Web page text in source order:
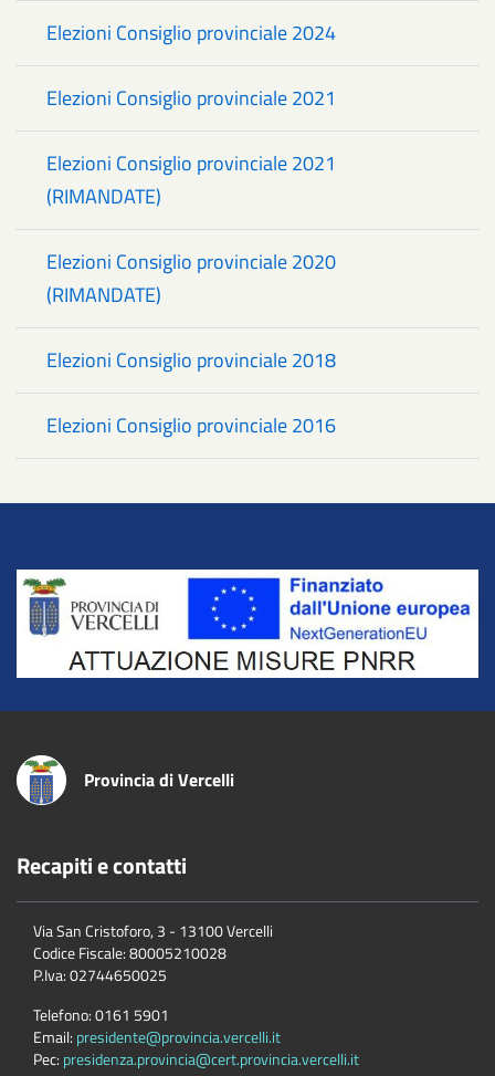
Elezioni Consiglio provinciale 2024
Elezioni Consiglio provinciale 2021
Elezioni Consiglio provinciale 2021
(RIMANDATE)
Elezioni Consiglio provinciale 2020
(RIMANDATE)
Elezioni Consiglio provinciale 2018
Elezioni Consiglio provinciale 2016
Title
Provincia di Vercelli
Recapiti e contatti
Via San Cristoforo, 3 - 13100 Vercelli
Codice Fiscale:80005210028
P.Iva:02744650025
Telefono:0161 5901
Email: presidente@provincia.vercelli.it
Pec: presidenza.provincia@cert.provincia.vercelli.it